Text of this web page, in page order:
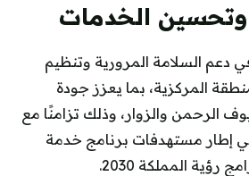
وتحسين الخدمات
دعم السلامة المرورية وتنظيم
المركزية، بما يعزز جودة
الرحمن والزوار، وذلك تزامنًا مع
1447هـ، وفي إطار مستهدفات برنامج خدمة
المملكة 2030.